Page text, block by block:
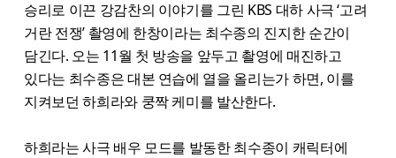
승리로 이끈 강감찬의 이야기를 그린 KBS 대하 사극 ‘고려
거란 전쟁’ 촬영에 한창이라는 최수종의 진지한 순간이
담긴다. 오는 11월 첫 방송을 앞두고 촬영에 매진하고
있다는 최수종은 대본 연습에 열을 올리는가 하면, 이를
지켜보던 하희라와 쿵짝 케미를 발산한다.
하희라는 사극 배우 모드를 발동한 최수종이 캐릭터에